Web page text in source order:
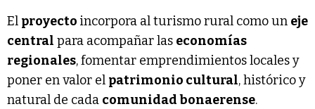
El proyecto incorpora al turismo rural como un eje
central para acompañar las economías
regionales, fomentar emprendimientos locales y
poner en valor el patrimonio cultural, histórico y
natural de cada comunidad bonaerense.